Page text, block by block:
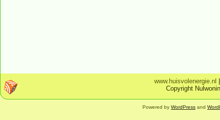
www.huisvolenergie.nl
Copyright
Powered by WordPress and